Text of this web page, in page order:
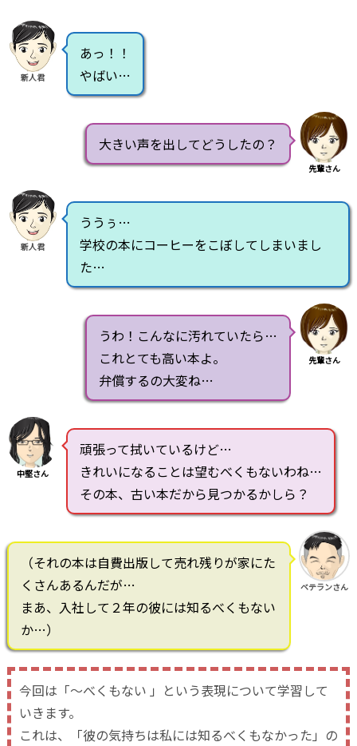
新人君
あっ！！
やばい…
大きい声を出してどうしたの？
先輩さん
新人君
ううぅ…
学校の本にコーヒーをこぼしてしまいまし
た…
うわ！こんなに汚れていたら…
これとても高い本よ。
弁償するの大変ね…
先輩さん
中堅さん
頑張って拭いているけど…
きれいになることは望むべくもないわね…
その本、古い本だから見つかるかしら？
（それの本は自費出版して売れ残りが家にた
くさんあるんだが…
まあ、入社して２年の彼には知るべくもない
か…）
ベテランさん
今回は「～べくもない 」という表現について学習して
いきます。
これは、「彼の気持ちは私には知るべくもなかった」の